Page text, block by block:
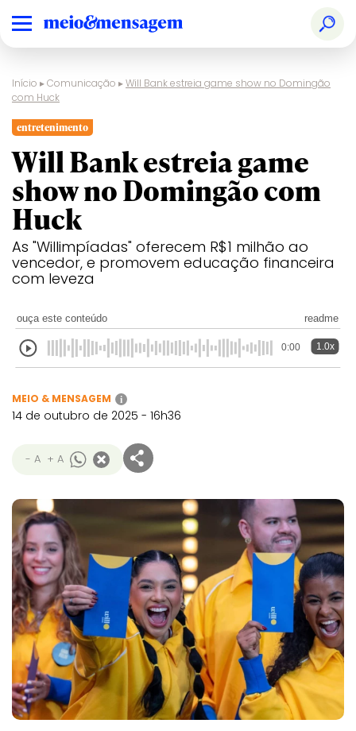
Início ▸Comunicação ▸Will Bank estreia game show no Domingão
com Huck
entretenimento
Will Bank estreia game
show no Domingão com
Huck
As "Willimpíadas" oferecem R$1 milhão ao
vencedor, e promovem educação financeira
com leveza
ouça este conteúdo readme
0:00 1.0x
MEIO & MENSAGEM i
14 de outubro de 2025 - 16h36
- A + A